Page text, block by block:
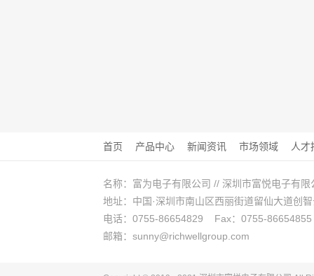
首页 产品中心 新闻资讯 市场领域 人才
名称：富为电子有限公司 // 深圳市富悦电子有限
地址：中国·深圳市南山区西丽街道留仙大道创
电话：0755-86654829 Fax：0755-86654855
邮箱：sunny@richwellgroup.com